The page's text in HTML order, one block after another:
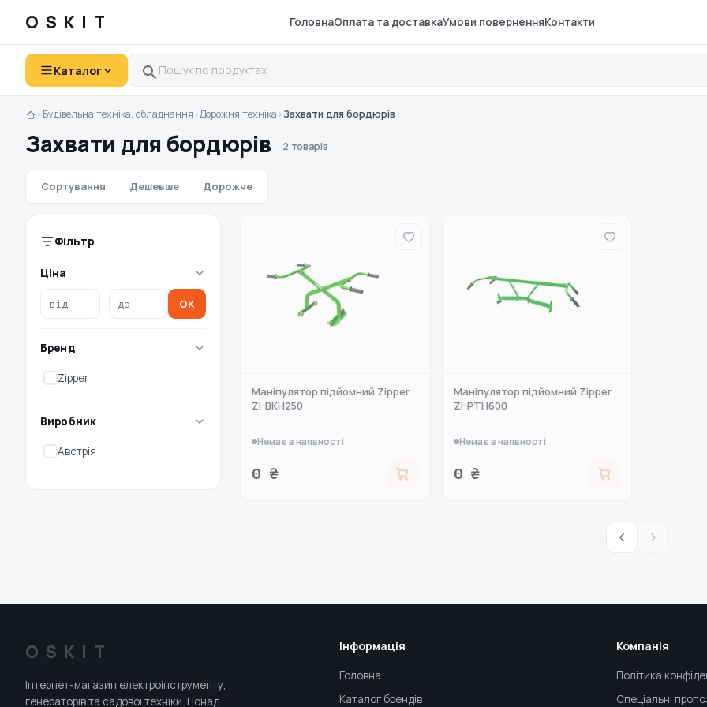
OSKIT ГоловнаОплата та доставкаУмови поверненняКонтакти
Каталог
›Будівельна техніка, обладнання ›Дорожня техніка ›Захвати для бордюрів
Захвати для бордюрів 2 товарів
Сортування Дешевше Дорожче
Фільтр
Ціна
— OK
Бренд
Zipper
Виробник
Австрія
Маніпулятор підйомний Zipper
ZI-BKH250
Немає в наявності
0 ₴
Маніпулятор підйомний Zipper
ZI-PTH600
Немає в наявності
0 ₴
OSKIT
Інтернет-магазин електроінструменту,
генераторів та садової техніки. Понад
Інформація
Головна
Каталог брендів
Компанія
Політика
Спеціальні